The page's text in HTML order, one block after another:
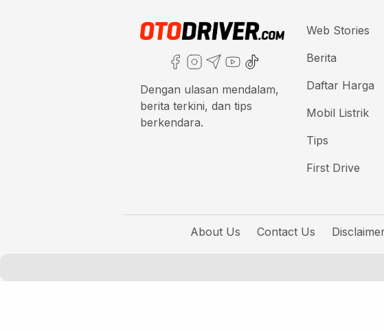
Dengan ulasan mendalam,
berita terkini, dan tips
berkendara.
Web Stories
Berita
Daftar Harga
Mobil Listrik
Tips
First Drive
About Us Contact Us